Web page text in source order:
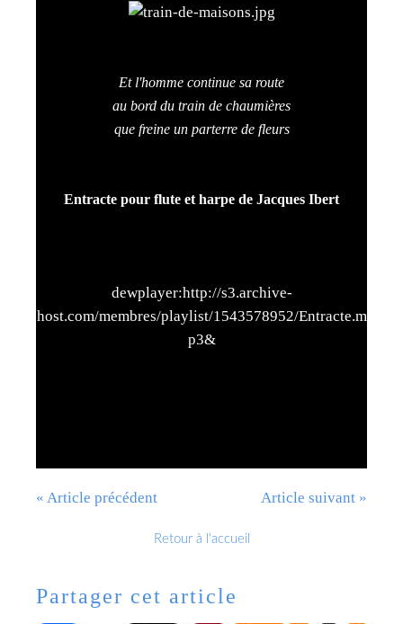
Et l'homme continue sa route
au bord du train de chaumières
que freine un parterre de fleurs
Entracte pour flute et harpe de Jacques Ibert
dewplayer:http://s3.archive-
host.com/membres/playlist/1543578952/Entracte.m
p3&
« Article précédent Article suivant »
Retour à l'accueil
Partager cet article